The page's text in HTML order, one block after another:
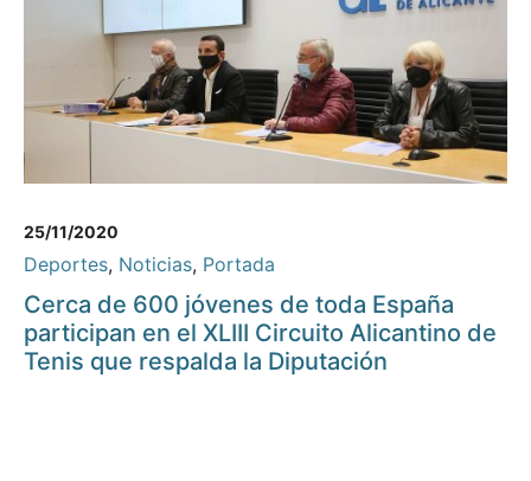
25/11/2020
Deportes, Noticias, Portada
Cerca de 600 jóvenes de toda España
participan en el XLIII Circuito Alicantino de
Tenis que respalda la Diputación